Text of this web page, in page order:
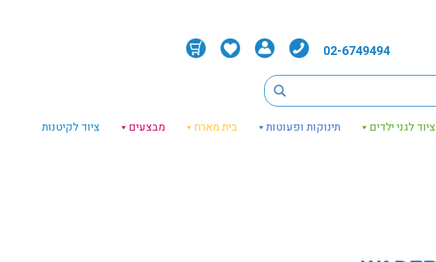
02-6749494
ציוד לגני ילדים תינוקות ופעוטות בית מארח מבצעים
ציוד לקיטנות